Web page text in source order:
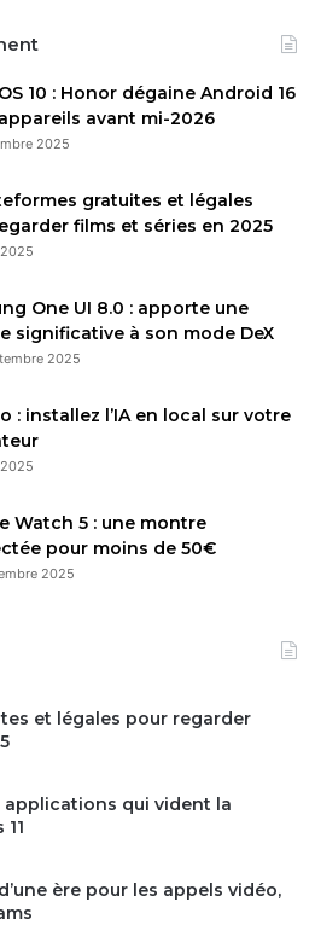
10 : Honor dégaine Android 16
appareils avant mi-2026
2025
gratuites et légales
films et séries en 2025
One UI 8.0 : apporte une
significative à son mode DeX
2025
: installez l’IA en local sur votre
Watch 5 : une montre
pour moins de 50€
2025
et légales pour regarder
applications qui vident la
ère pour les appels vidéo,